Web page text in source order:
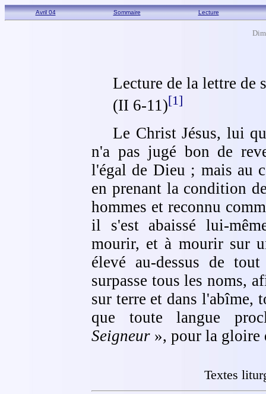
Avril 04 Sommaire Lecture
Lecture de la lettre de
(II 6-11)[1]
Le Christ Jésus, lui
n'a pas jugé bon de
l'égal de Dieu ; mais au
en prenant la condition
hommes et reconnu
il s'est abaissé lui-
mourir, et à mourir sur
élevé au-dessus de
surpasse tous les noms,
sur terre et dans l'abîme,
que toute langue
Seigneur », pour la gloire
Textes